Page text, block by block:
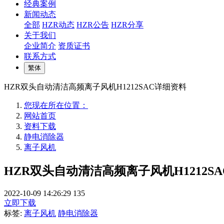
经典案例
新闻动态
全部 HZR动态 HZR公告 HZR分享
关于我们
企业简介 资质证书
联系方式
繁体
HZR双头自动清洁高频离子风机H1212SAC详细资料
您现在所在位置：
网站首页
资料下载
静电消除器
离子风机
HZR双头自动清洁高频离子风机
2022-10-09 14:26:29 135
立即下载
标签: 离子风机 静电消除器